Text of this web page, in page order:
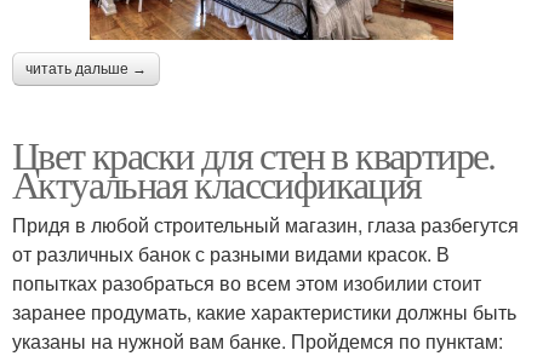
читать дальше →
Цвет краски для стен в квартире.
Актуальная классификация
Придя в любой строительный магазин, глаза разбегутся
от различных банок с разными видами красок. В
попытках разобраться во всем этом изобилии стоит
заранее продумать, какие характеристики должны быть
указаны на нужной вам банке. Пройдемся по пунктам: